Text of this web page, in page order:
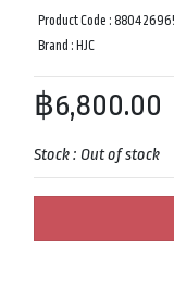
Product Code :
Brand : HJC
฿6,800.00
Stock : Out of stock